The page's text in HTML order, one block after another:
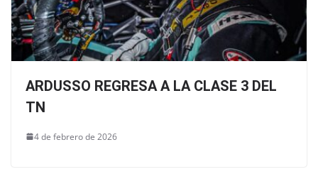
ARDUSSO REGRESA A LA CLASE 3 DEL
TN
4 de febrero de 2026